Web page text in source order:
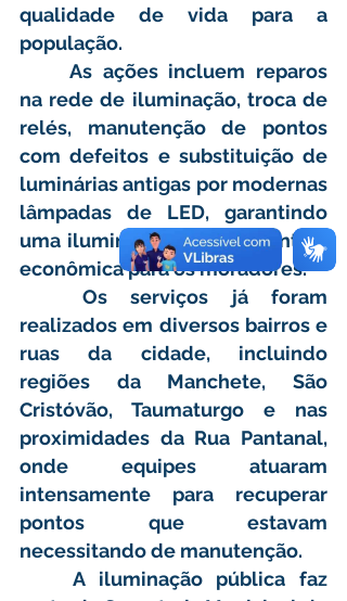
qualidade de vida para a
população.
na rede de iluminação, troca de
relés, manutenção de pontos
com defeitos e substituição de
luminárias antigas por modernas
lâmpadas de LED, garantindo
uma iluminação mais eficiente e
econômica para os moradores.
realizados em diversos bairros e
ruas da cidade, incluindo
regiões da Manchete, São
Cristóvão, Taumaturgo e nas
proximidades da Rua Pantanal,
onde equipes atuaram
intensamente para recuperar
pontos que estavam
necessitando de manutenção.